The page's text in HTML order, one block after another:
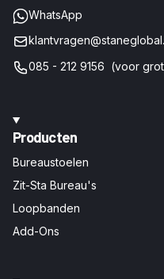
WhatsApp
085 - 212 9156 (voor
Producten
Bureaustoelen
Zit-Sta Bureau's
Loopbanden
Add-Ons